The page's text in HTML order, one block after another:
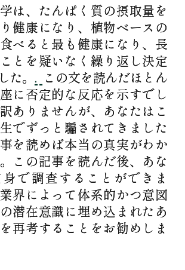
は、たんぱく質の摂取量を
健康になり、植物ベースの
べると最も健康になり、長
とを疑いなく繰り返し決定
た。 . この文を読んだほとん
に否定的な反応を示すでし
ありませんが、あなたはこ
でずっと騙されてきました
を読めば本当の真実がわか
この記事を読んだ後、あな
で調査することができま
界によって体系的かつ意図
潜在意識に埋め込まれたあ
再考することをお勧めしま